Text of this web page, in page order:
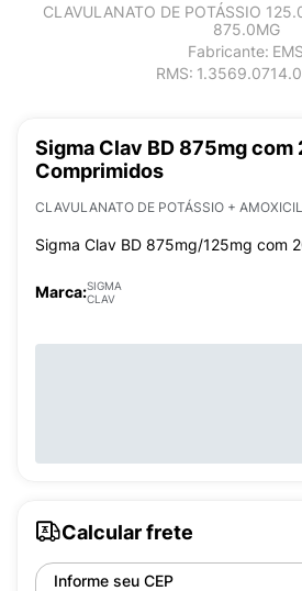
CLAVULANATO DE POTÁSSIO
875.0MG
Fabricante: EMS
RMS:
Sigma Clav BD 875mg com
Comprimidos
CLAVULANATO DE POTÁSSIO +
Sigma Clav BD 875mg/125mg com
Marca:SIGMA
CLAV
Calcular frete
Informe seu CEP